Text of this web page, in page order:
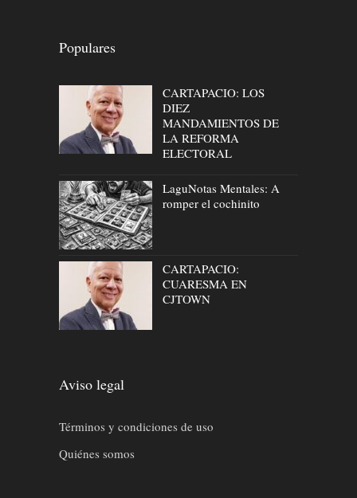
Populares
CARTAPACIO: LOS
DIEZ
MANDAMIENTOS DE
LA REFORMA
ELECTORAL
LaguNotas Mentales: A
romper el cochinito
CARTAPACIO:
CUARESMA EN
CJTOWN
Aviso legal
Términos y condiciones de uso
Quiénes somos